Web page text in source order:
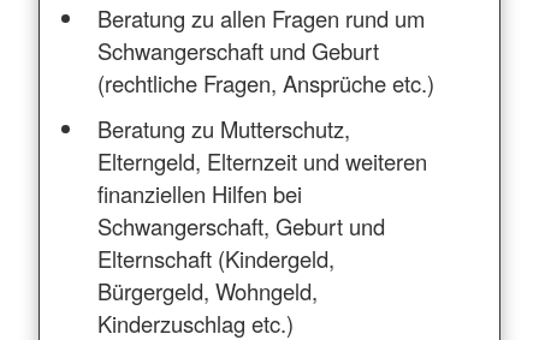
Beratung zu allen Fragen rund um
Schwangerschaft und Geburt
(rechtliche Fragen, Ansprüche etc.)
Beratung zu Mutterschutz,
Elterngeld, Elternzeit und weiteren
finanziellen Hilfen bei
Schwangerschaft, Geburt und
Elternschaft (Kindergeld,
Bürgergeld, Wohngeld,
Kinderzuschlag etc.)